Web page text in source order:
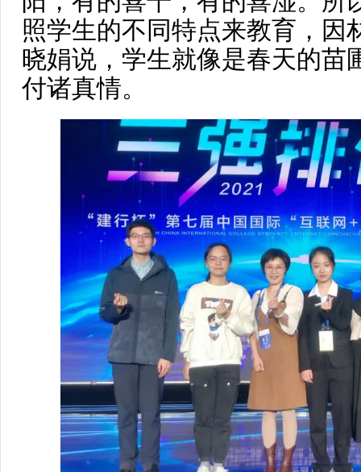
照学生的不同特点来教育，因
晓娟说，学生就像是春天的苗
付诸真情。